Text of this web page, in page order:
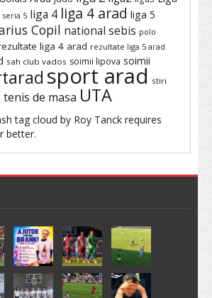
seria 5 liga 4 liga 4 arad liga 5
Copil national sebis polo
liga 4 arad rezultate liga 5 arad
sah club vados soimii lipova soimii
sport arad stiri
tenis de masa UTA
tag cloud by Roy Tanck requires
better.